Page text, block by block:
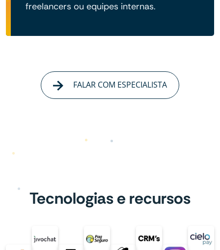
freelancers ou equipes internas.
FALAR COM ESPECIALISTA
Tecnologias e recursos